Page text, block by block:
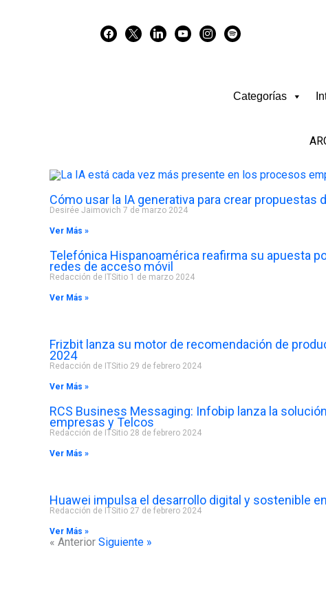
Categorías
Cómo usar la IA generativa para crear propuestas
Desirée Jaimovich 7 de marzo 2024
Ver Más »
Telefónica Hispanoamérica reafirma su apuesta
redes de acceso móvil
Redacción de ITSitio 1 de marzo 2024
Ver Más »
Frizbit lanza su motor de recomendación de
2024
Redacción de ITSitio 29 de febrero 2024
Ver Más »
RCS Business Messaging: Infobip lanza la
empresas y Telcos
Redacción de ITSitio 28 de febrero 2024
Ver Más »
Huawei impulsa el desarrollo digital y sostenible
Redacción de ITSitio 27 de febrero 2024
Ver Más »
« Anterior Siguiente »